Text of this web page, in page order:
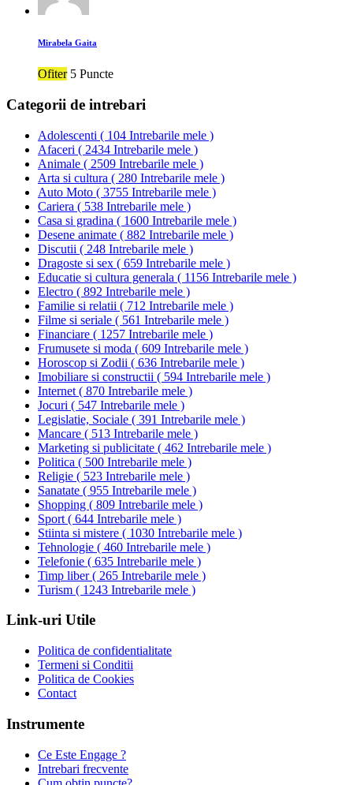
Mirabela Gaita
Ofiter 5 Puncte
Categorii de intrebari
Adolescenti ( 104 Intrebarile mele )
Afaceri ( 2434 Intrebarile mele )
Animale ( 2509 Intrebarile mele )
Arta si cultura ( 280 Intrebarile mele )
Auto Moto ( 3755 Intrebarile mele )
Cariera ( 538 Intrebarile mele )
Casa si gradina ( 1600 Intrebarile mele )
Desene animate ( 882 Intrebarile mele )
Discutii ( 248 Intrebarile mele )
Dragoste si sex ( 659 Intrebarile mele )
Educatie si cultura generala ( 1156 Intrebarile mele )
Electro ( 892 Intrebarile mele )
Familie si relatii ( 712 Intrebarile mele )
Filme si seriale ( 561 Intrebarile mele )
Financiare ( 1257 Intrebarile mele )
Frumusete si moda ( 609 Intrebarile mele )
Horoscop si Zodii ( 636 Intrebarile mele )
Imobiliare si constructii ( 594 Intrebarile mele )
Internet ( 870 Intrebarile mele )
Jocuri ( 547 Intrebarile mele )
Legislatie, Sociale ( 391 Intrebarile mele )
Mancare ( 513 Intrebarile mele )
Marketing si publicitate ( 462 Intrebarile mele )
Politica ( 500 Intrebarile mele )
Religie ( 523 Intrebarile mele )
Sanatate ( 955 Intrebarile mele )
Shopping ( 809 Intrebarile mele )
Sport ( 644 Intrebarile mele )
Stiinta si mistere ( 1030 Intrebarile mele )
Tehnologie ( 460 Intrebarile mele )
Telefonie ( 635 Intrebarile mele )
Timp liber( 265 Intrebarile mele )
Turism ( 1243 Intrebarile mele )
Link-uri Utile
Politica de confidentialitate
Termeni si Conditii
Politica de Cookies
Contact
Instrumente
Ce Este Engage ?
Intrebari frecvente